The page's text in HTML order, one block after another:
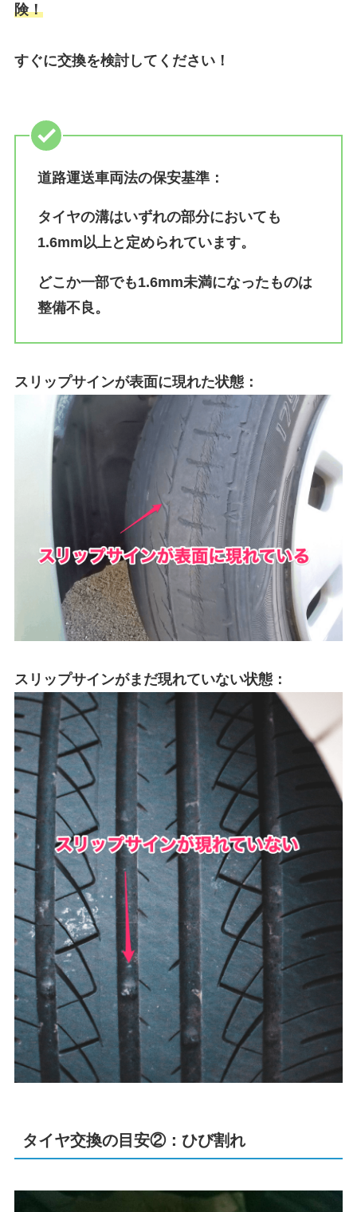
険！
すぐに交換を検討してください！
道路運送車両法の保安基準：
タイヤの溝はいずれの部分においても
1.6mm以上と定められています。
どこか一部でも1.6mm未満になったものは
整備不良。
スリップサインが表面に現れた状態：
スリップサインがまだ現れていない状態：
タイヤ交換の目安②：ひび割れ